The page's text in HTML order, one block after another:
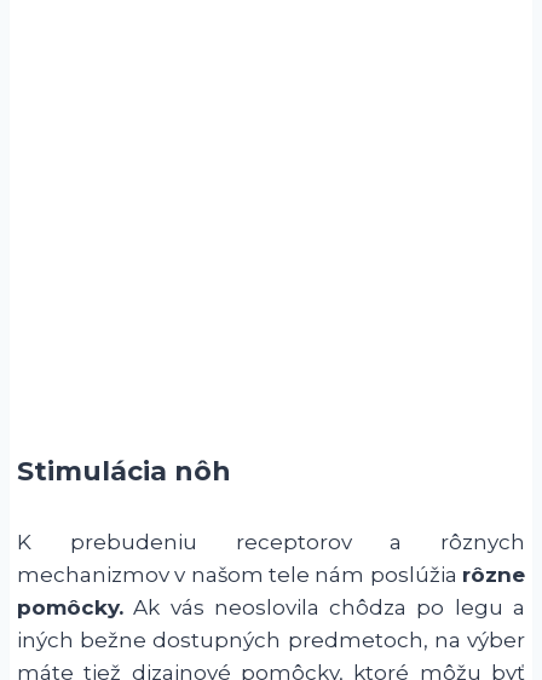
Stimulácia nôh
K prebudeniu receptorov a rôznych
mechanizmov v našom tele nám poslúžia rôzne
pomôcky. Ak vás neoslovila chôdza po legu a
iných bežne dostupných predmetoch, na výber
máte tiež dizajnové pomôcky, ktoré môžu byť